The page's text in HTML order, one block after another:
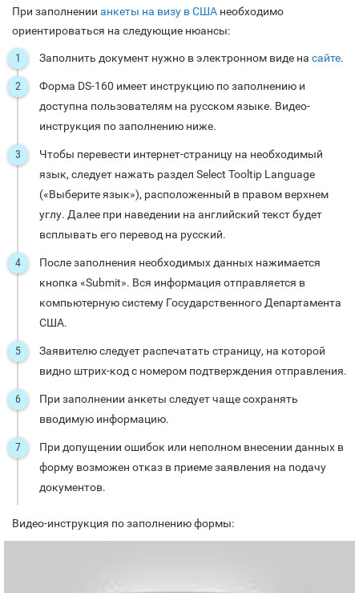
При заполнении анкеты на визу в США необходимо
ориентироваться на следующие нюансы:
Заполнить документ нужно в электронном виде на сайте.
Форма DS-160 имеет инструкцию по заполнению и
доступна пользователям на русском языке. Видео-
инструкция по заполнению ниже.
Чтобы перевести интернет-страницу на необходимый
язык, следует нажать раздел Select Tooltip Language
(«Выберите язык»), расположенный в правом верхнем
углу. Далее при наведении на английский текст будет
всплывать его перевод на русский.
После заполнения необходимых данных нажимается
кнопка «Submit». Вся информация отправляется в
компьютерную систему Государственного Департамента
США.
Заявителю следует распечатать страницу, на которой
видно штрих-код с номером подтверждения отправления.
При заполнении анкеты следует чаще сохранять
вводимую информацию.
При допущении ошибок или неполном внесении данных в
форму возможен отказ в приеме заявления на подачу
документов.
Видео-инструкция по заполнению формы: